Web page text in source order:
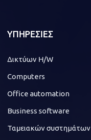
ΥΠΗΡΕΣΙΕΣ
Δικτύων H/W
Computers
Office automation
Business software
Ταμειακών συστημάτων